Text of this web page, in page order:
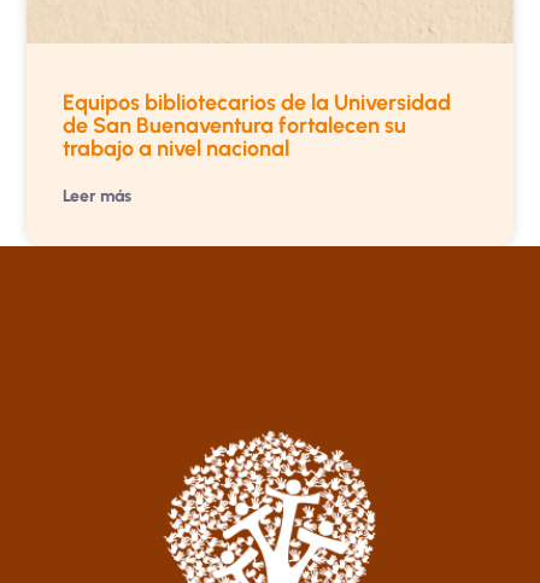
Equipos bibliotecarios de la Universidad
de San Buenaventura fortalecen su
trabajo a nivel nacional
Leer más